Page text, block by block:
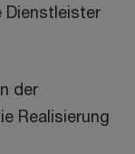
Dienstleister
der
Realisierung